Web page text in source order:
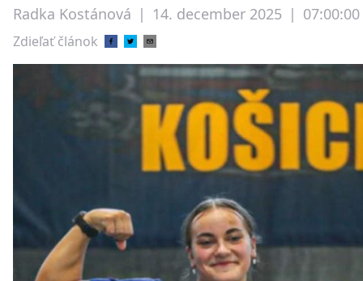
Radka Kostánová | 14. december 2025 | 07:00:00
Zdieľať článok